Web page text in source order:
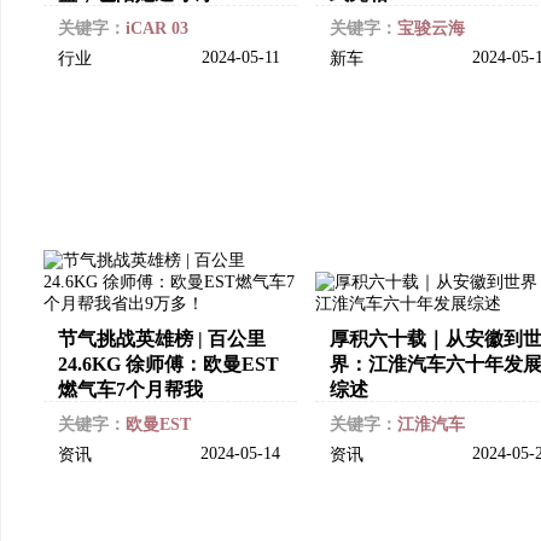
关键字： iCAR 03
行业
2024-05-11
关键字： 宝骏云海
新车
2024-
节气挑战英雄榜 | 百公里
24.6KG 徐师傅：欧曼EST
燃气车7个月帮我
关键字： 欧曼EST
资讯
2024-05-14
厚积六十载｜从安徽到世
界：江淮汽车六十年发展
综述
关键字： 江淮汽车
资讯
2024-